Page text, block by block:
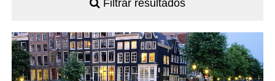
América
Asia
Filtrar resultados
- Salidas: Domingos
- Ruta: 3 noches París, 1Bruselas, 1 Brujas, 2 Amsterdam,
1 Frankfurt